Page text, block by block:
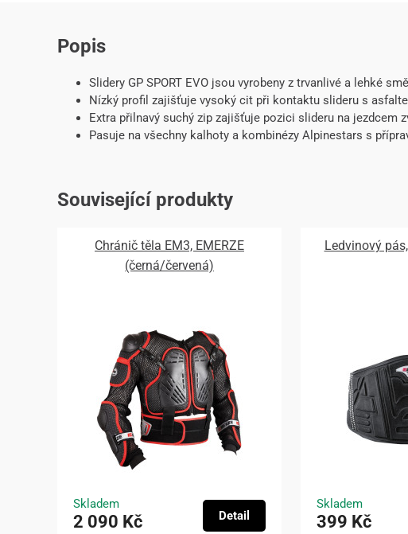
Popis
Slidery GP SPORT EVO jsou vyrobeny z trvanlivé a lehké
Nízký profil zajišťuje vysoký cit při kontaktu slideru s
Extra přilnavý suchý zip zajišťuje pozici slideru na jezdcem
Pasuje na všechny kalhoty a kombinézy Alpinestars s
Související produkty
Chránič těla EM3, EMERZE
(černá/červená)
Skladem
2 090 Kč Detail
Ledvinový
Skladem
399 Kč